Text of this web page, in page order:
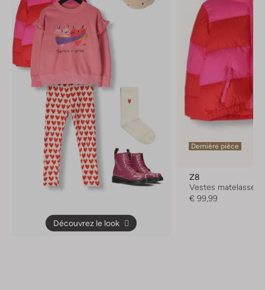
Découvrez le look
Dernière pièce
Z8
Vestes matelassées
€ 99,99